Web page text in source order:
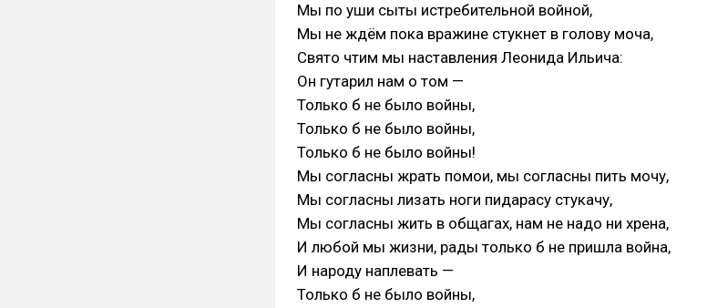
Мы по уши сыты истребительной войной,
Мы не ждём пока вражине стукнет в голову моча,
Свято чтим мы наставления Леонида Ильича:
Он гутарил нам о том —
Только б не было войны,
Только б не было войны,
Только б не было войны!
Мы согласны жрать помои, мы согласны пить мочу,
Мы согласны лизать ноги пидарасу стукачу,
Мы согласны жить в общагах, нам не надо ни хрена,
И любой мы жизни, рады только б не пришла война,
И народу наплевать —
Только б не было войны,